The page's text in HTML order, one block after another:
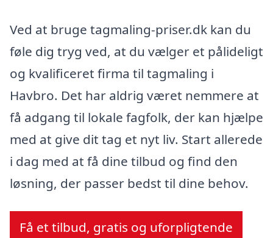
Ved at bruge tagmaling-priser.dk kan du
føle dig tryg ved, at du vælger et pålideligt
og kvalificeret firma til tagmaling i
Havbro. Det har aldrig været nemmere at
få adgang til lokale fagfolk, der kan hjælpe
med at give dit tag et nyt liv. Start allerede
i dag med at få dine tilbud og find den
løsning, der passer bedst til dine behov.
Få et tilbud, gratis og uforpligtende